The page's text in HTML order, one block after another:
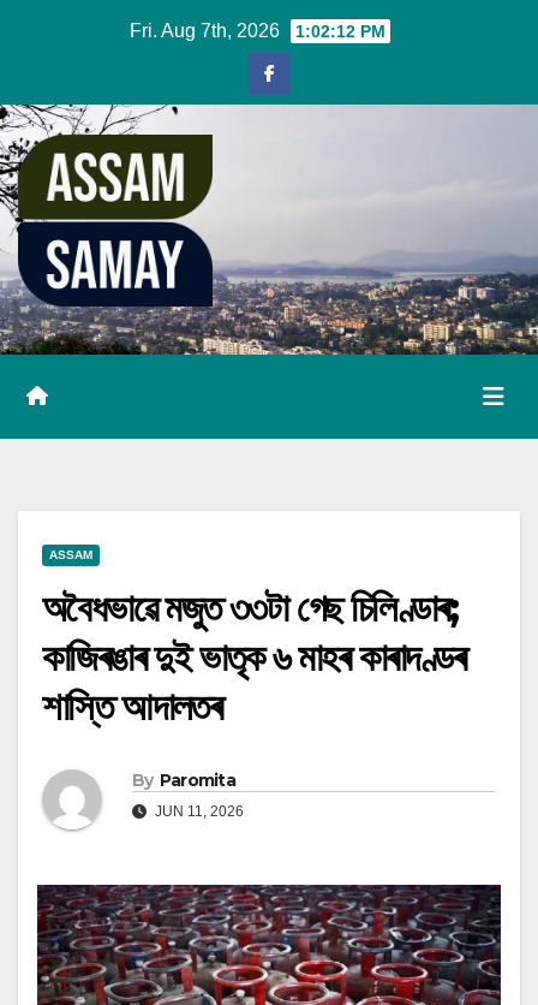
Fri. Aug 7th, 2026 1:02:13 PM
ASSAM
অবৈধভাৱে মজুত ৩৩টা গেছ চিলিণ্ডাৰ;
কাজিৰঙাৰ দুই ভাতৃক ৬ মাহৰ কাৰাদণ্ডৰ
শাস্তি আদালতৰ
By Paromita
JUN 11, 2026